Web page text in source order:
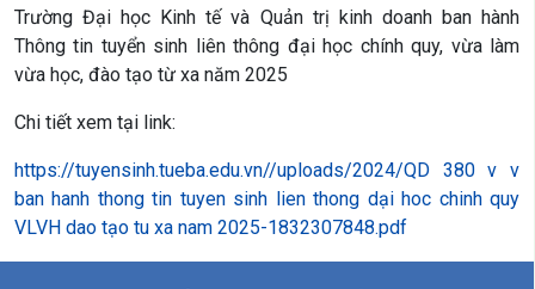
Trường Đại học Kinh tế và Quản trị kinh doanh ban hành
Thông tin tuyển sinh liên thông đại học chính quy, vừa làm
vừa học, đào tạo từ xa năm 2025
Chi tiết xem tại link:
https://tuyensinh.tueba.edu.vn//uploads/2024/QD 380 v v
ban hanh thong tin tuyen sinh lien thong dại hoc chinh quy
VLVH dao tạo tu xa nam 2025-1832307848.pdf